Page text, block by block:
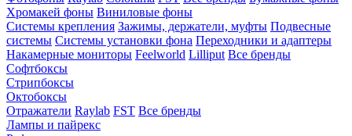
Хромакей фоны Виниловые фоны
Системы крепления Зажимы, держатели, муфты Подвесные
системы Системы установки фона Переходники и адаптеры
Накамерные мониторы Feelworld Lilliput Все бренды
Софтбоксы
Стрипбоксы
Октобоксы
Отражатели Raylab FST Все бренды
Лампы и пайрекс